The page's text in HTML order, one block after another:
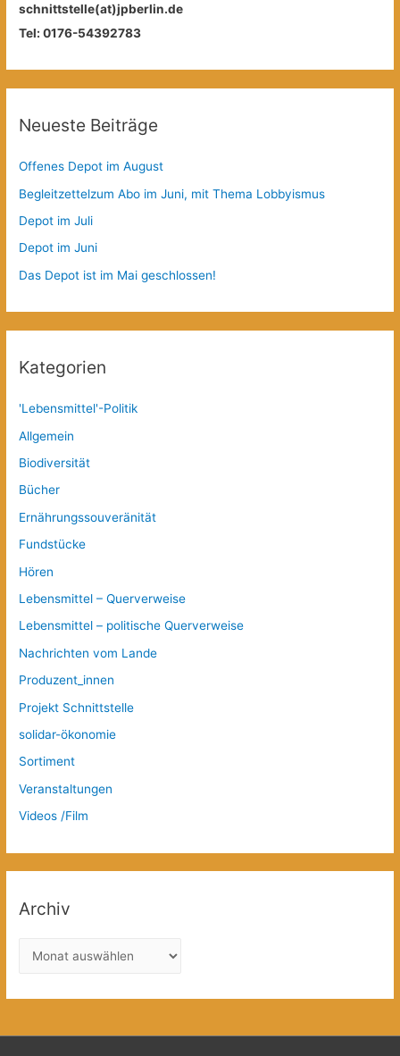
schnittstelle(at)jpberlin.de
Tel: 0176-54392783
Neueste Beiträge
Offenes Depot im August
Begleitzettelzum Abo im Juni, mit Thema Lobbyismus
Depot im Juli
Depot im Juni
Das Depot ist im Mai geschlossen!
Kategorien
'Lebensmittel'-Politik
Allgemein
Biodiversität
Bücher
Ernährungssouveränität
Fundstücke
Hören
Lebensmittel – Querverweise
Lebensmittel – politische Querverweise
Nachrichten vom Lande
Produzent_innen
Projekt Schnittstelle
solidar-ökonomie
Sortiment
Veranstaltungen
Videos /Film
Archiv
c